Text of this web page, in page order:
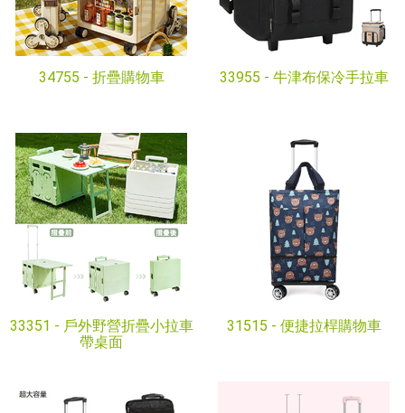
34755 - 折疊購物車 33955 - 牛津布保冷手拉車
33351 - 戶外野營折疊小拉車
帶桌面
31515 - 便捷拉桿購物車